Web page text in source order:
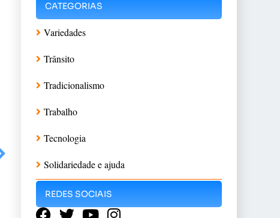
CATEGORIAS
Variedades
Trânsito
Tradicionalismo
Trabalho
Tecnologia
Solidariedade e ajuda
REDES SOCIAIS